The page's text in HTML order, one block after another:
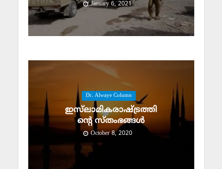
January 6, 2021
Dr. Alwaye Column
ഇസ്‌ലാമികരാഷ്ട്രത്തി
ന്റെ സ്‌തംഭങ്ങള്‍
October 8, 2020